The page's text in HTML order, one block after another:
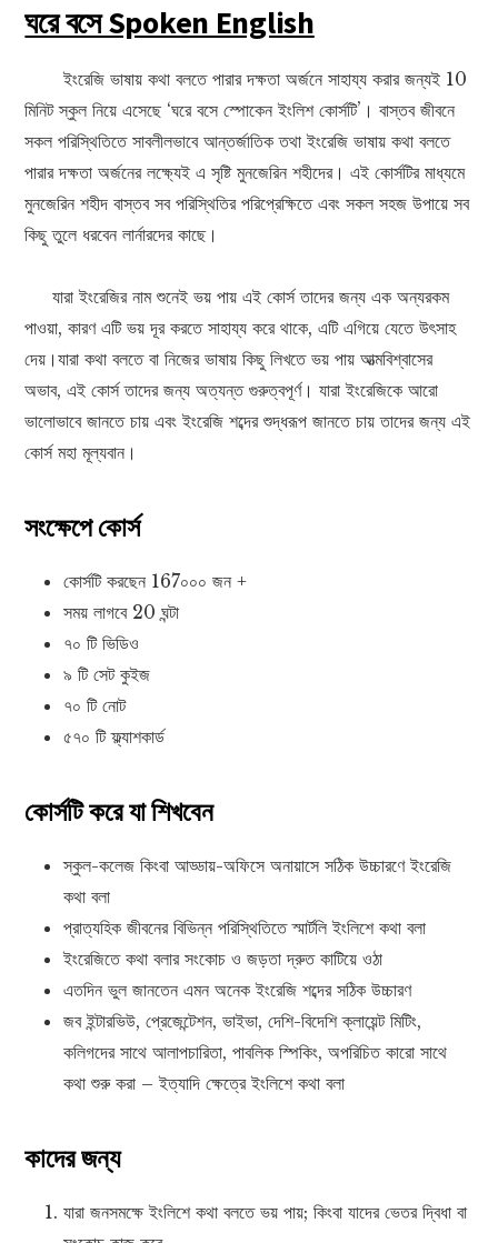
ঘরে বসে Spoken English
ইংরেজি ভাষায় কথা বলতে পারার দক্ষতা অর্জনে সাহায্য করার জন্যই 10
মিনিট স্কুল নিয়ে এসেছে ‘ঘরে বসে স্পোকেন ইংলিশ কোর্সটি’। বাস্তব জীবনে
সকল পরিস্থিতিতে সাবলীলভাবে আন্তর্জাতিক তথা ইংরেজি ভাষায় কথা বলতে
পারার দক্ষতা অর্জনের লক্ষ্যেই এ সৃষ্টি মুনজেরিন শহীদের। এই কোর্সটির মাধ্যমে
মুনজেরিন শহীদ বাস্তব সব পরিস্থিতির পরিপ্রেক্ষিতে এবং সকল সহজ উপায়ে সব
কিছু তুলে ধরবেন লার্নারদের কাছে।
যারা ইংরেজির নাম শুনেই ভয় পায় এই কোর্স তাদের জন্য এক অন্যরকম
পাওয়া, কারণ এটি ভয় দূর করতে সাহায্য করে থাকে, এটি এগিয়ে যেতে উৎসাহ
দেয়।যারা কথা বলতে বা নিজের ভাষায় কিছু লিখতে ভয় পায় আত্মবিশ্বাসের
অভাব, এই কোর্স তাদের জন্য অত্যন্ত গুরুত্বপূর্ণ। যারা ইংরেজিকে আরো
ভালোভাবে জানতে চায় এবং ইংরেজি শব্দের শুদ্ধরূপ জানতে চায় তাদের জন্য এই
কোর্স মহা মূল্যবান।
সংক্ষেপে কোর্স
কোর্সটি করছেন 167০০০ জন +
সময় লাগবে 20 ঘন্টা
৭০ টি ভিডিও
৯ টি সেট কুইজ
৭০ টি নোট
৫৭০ টি ফ্ল্যাশকার্ড
কোর্সটি করে যা শিখবেন
স্কুল-কলেজ কিংবা আড্ডায়-অফিসে অনায়াসে সঠিক উচ্চারণে ইংরেজি
কথা বলা
প্রাত্যহিক জীবনের বিভিন্ন পরিস্থিতিতে স্মার্টলি ইংলিশে কথা বলা
ইংরেজিতে কথা বলার সংকোচ ও জড়তা দ্রুত কাটিয়ে ওঠা
এতদিন ভুল জানতেন এমন অনেক ইংরেজি শব্দের সঠিক উচ্চারণ
জব ইন্টারভিউ, প্রেজেন্টেশন, ভাইভা, দেশি-বিদেশি ক্লায়েন্ট মিটিং,
কলিগদের সাথে আলাপচারিতা, পাবলিক স্পিকিং, অপরিচিত কারো সাথে
কথা শুরু করা – ইত্যাদি ক্ষেত্রে ইংলিশে কথা বলা
কাদের জন্য
যারা জনসমক্ষে ইংলিশে কথা বলতে ভয় পায়; কিংবা যাদের ভেতর দ্বিধা বা